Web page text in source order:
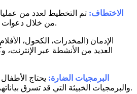
الاختطاف: تم التخطيط لعدد من
من خلال دعوات لحفلات أو أنشطة مشبوهة.
العديد من الأنشطة عبر
البرمجيات الضارة: يحتاج
والبرمجيات الخبيثة التي قد تسرق بياناتهم أو تعرض أجهزتهم للخطر.